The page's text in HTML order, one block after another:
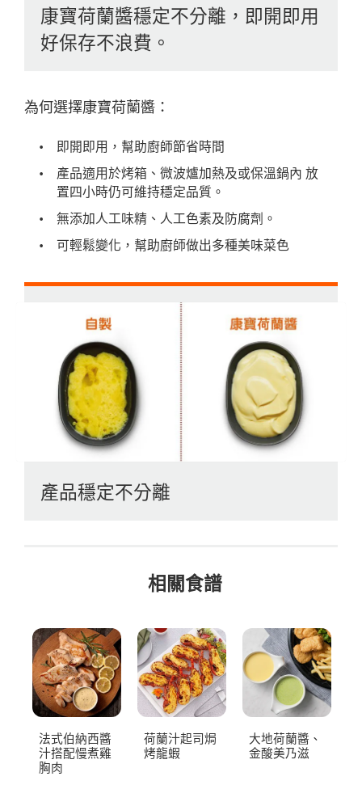
康寶荷蘭醬穩定不分離，即開即用
好保存不浪費。
為何選擇康寶荷蘭醬：
即開即用，幫助廚師節省時間
產品適用於烤箱、微波爐加熱及或保溫鍋內 放
置四小時仍可維持穩定品質。
無添加人工味精、人工色素及防腐劑。
可輕鬆變化，幫助廚師做出多種美味菜色
產品穩定不分離
相關食譜
法式伯納西醬
汁搭配慢煮雞
胸肉
荷蘭汁起司焗
烤龍蝦
大地荷蘭醬、
金酸美乃滋